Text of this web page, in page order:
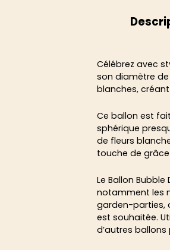
Célébrez avec
son diamètre
blanches,
Ce ballon est
sphérique
de fleurs
touche de
Le Ballon
notamment les
garden-parties,
est souhaitée.
d’autres